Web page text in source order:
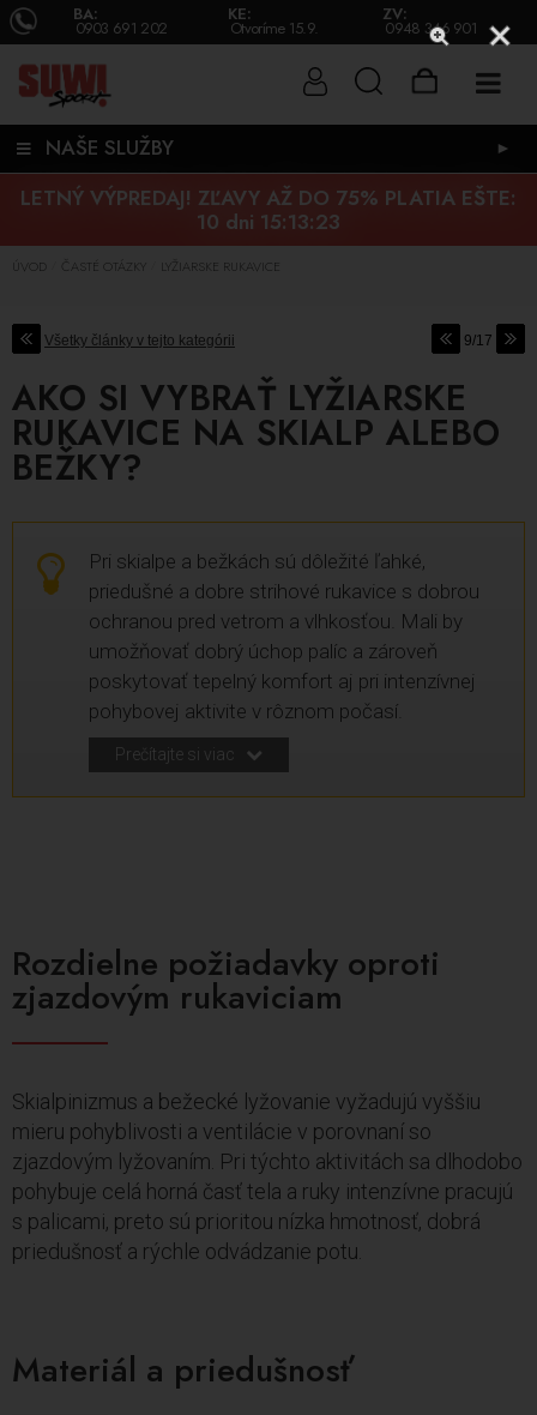
BA:
0903 691 202
KE:
Otvoríme 15.9.
ZV:
0948 346 901
NAŠE SLUŽBY ►
LETNÝ VÝPREDAJ! ZĽAVY AŽ DO 75% PLATIA EŠTE:
10 dni 15:13:23
ÚVOD ČASTÉ OTÁZKY LYŽIARSKE RUKAVICE
Všetky články v tejto kategórii 9/17
AKO SI VYBRAŤ LYŽIARSKE
RUKAVICE NA SKIALP ALEBO
BEŽKY?
Pri skialpe a bežkách sú dôležité ľahké,
priedušné a dobre strihové rukavice s dobrou
ochranou pred vetrom a vlhkosťou. Mali by
umožňovať dobrý úchop palíc a zároveň
poskytovať tepelný komfort aj pri intenzívnej
pohybovej aktivite v rôznom počasí.
Prečítajte si viac
Rozdielne požiadavky oproti
zjazdovým rukaviciam
Skialpinizmus a bežecké lyžovanie vyžadujú vyššiu
mieru pohyblivosti a ventilácie v porovnaní so
zjazdovým lyžovaním. Pri týchto aktivitách sa dlhodobo
pohybuje celá horná časť tela a ruky intenzívne pracujú
s palicami, preto sú prioritou nízka hmotnosť, dobrá
priedušnosť a rýchle odvádzanie potu.
Materiál a priedušnosť